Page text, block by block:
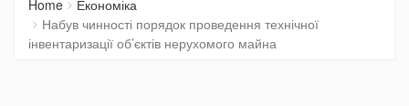
Home
Економіка
Набув чинності порядок проведення технічної
інвентаризації об’єктів нерухомого майна